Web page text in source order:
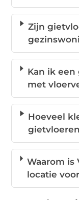
Zijn
Kan ik
met
Hoeveel
Waarom is
locatie